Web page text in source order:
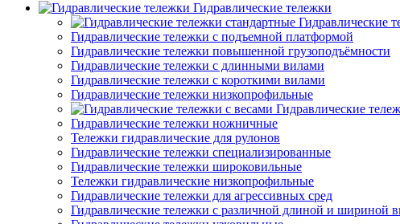
Гидравлические тележки
Гидравлические
Гидравлические тележки с подъемной платформой
Гидравлические тележки повышенной грузоподъёмности
Гидравлические тележки с длинными вилами
Гидравлические тележки с короткими вилами
Гидравлические тележки низкопрофильные
Гидравлические
Гидравлические тележки ножничные
Тележки гидравлические для рулонов
Гидравлические тележки специализированные
Гидравлические тележки широковильные
Тележки гидравлические низкопрофильные
Гидравлические тележки для агрессивных сред
Гидравлические тележки с различной длиной и шириной